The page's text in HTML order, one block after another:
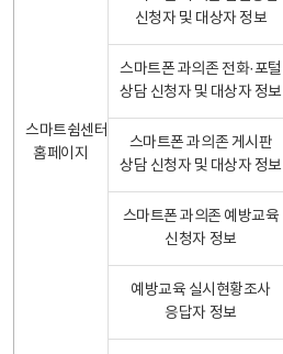
스마트쉼센터
홈페이지
신청자 및 대상자 정보
스마트폰 과의존 전화·포털
상담 신청자 및 대상자 정보
스마트폰 과의존 게시판
상담 신청자 및 대상자 정보
스마트폰 과의존 예방교육
신청자 정보
예방교육 실시현황조사
응답자 정보